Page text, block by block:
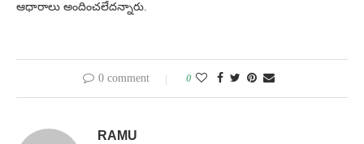
ఆధారాలు అందించలేదన్నారు.
0 comment 0
RAMU